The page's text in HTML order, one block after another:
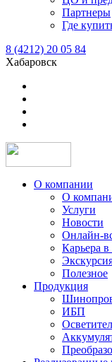
Партнеры
Где
8 (4212) 20 05 84
Хабаровск
О компании
О
Услуги
Новости
Онлайн-
Карьера
Полезное
Продукция
ИБП